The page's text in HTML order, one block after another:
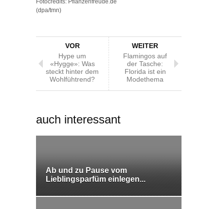
(dpa/tmn)
VOR
Hype um
«Hygge»: Was
steckt hinter dem
Wohlfühtrend?
WEITER
Flamingos auf
der Tasche:
Florida ist ein
Modethema
auch interessant
Ab und zu Pause vom
Lieblingsparfüm einlegen...